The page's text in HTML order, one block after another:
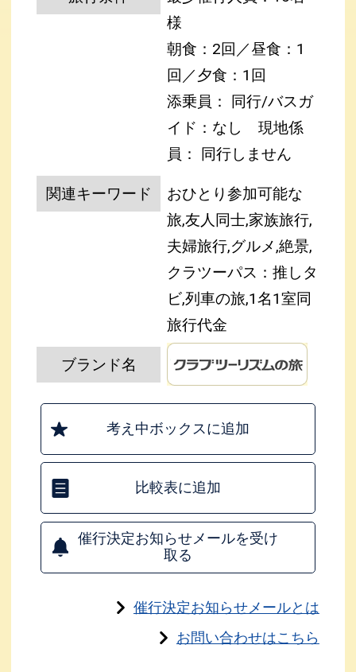
様
朝食：2回／昼食：1
回／夕食：1回
添乗員： 同行/バスガ
イド：なし
現地係
員： 同行しません
関連キーワード
おひとり参加可能な
旅,友人同士,家族旅行,
夫婦旅行,グルメ,絶景,
クラツーパス：推しタ
ビ,列車の旅,1名1室同
旅行代金
ブランド名
考え中ボックスに追加
比較表に追加
催行決定お知らせメールを受け
取る
催行決定お知らせメールとは
お問い合わせはこちら